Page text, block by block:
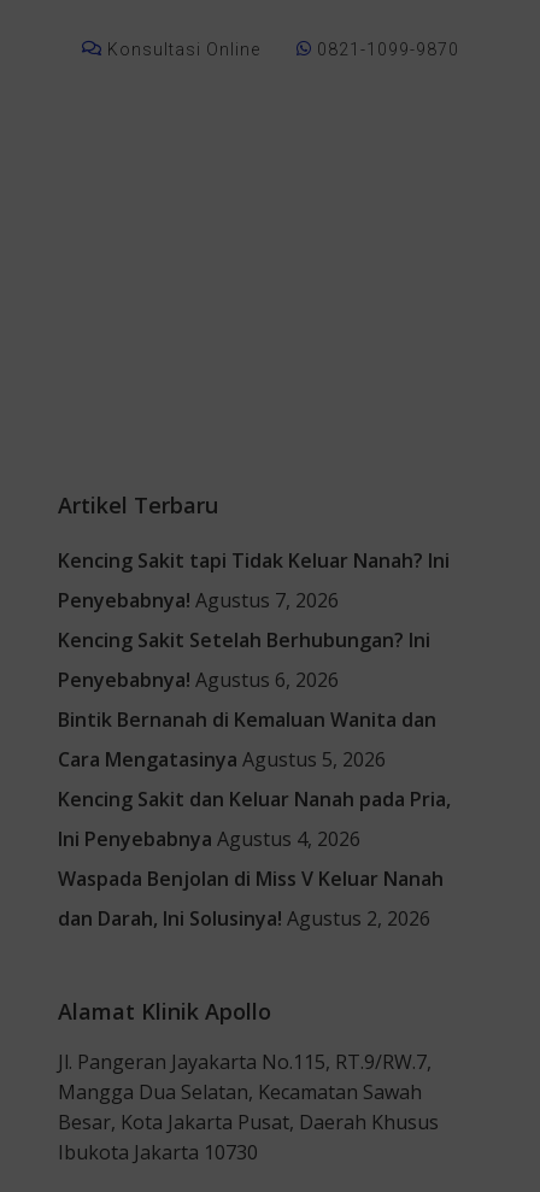
Konsultasi Online 0821-1099-9870
Artikel Terbaru
Kencing Sakit tapi Tidak Keluar Nanah? Ini
Penyebabnya! Agustus 7, 2026
Kencing Sakit Setelah Berhubungan? Ini
Penyebabnya! Agustus 6, 2026
Bintik Bernanah di Kemaluan Wanita dan
Cara Mengatasinya Agustus 5, 2026
Kencing Sakit dan Keluar Nanah pada Pria,
Ini Penyebabnya Agustus 4, 2026
Waspada Benjolan di Miss V Keluar Nanah
dan Darah, Ini Solusinya! Agustus 2, 2026
Alamat Klinik Apollo
Jl. Pangeran Jayakarta No.115, RT.9/RW.7,
Mangga Dua Selatan, Kecamatan Sawah
Besar, Kota Jakarta Pusat, Daerah Khusus
Ibukota Jakarta 10730